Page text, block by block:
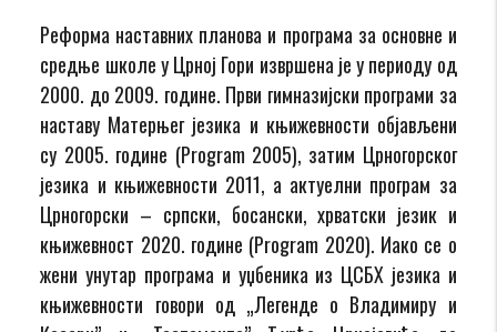
Реформа наставних планова и програма за основне и
средње школе у Црној Гори извршена је у периоду од
2000. до 2009. године. Први гимназијски програми за
наставу Матерњег језика и књижевности објављени
су 2005. године (Program 2005), затим Црногорског
језика и књижевности 2011, а актуелни програм за
Црногорски – српски, босански, хрватски језик и
књижевност 2020. године (Program 2020). Иако се о
жени унутар програма и уџбеника из ЦСБХ језика и
књижевности говори од „Легенде о Владимиру и